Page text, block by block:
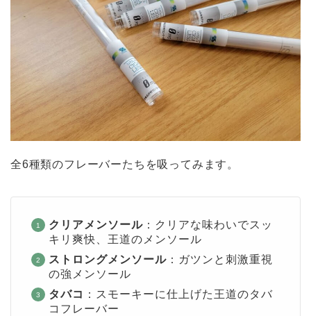
全6種類のフレーバーたちを吸ってみます。
クリアメンソール ：クリアな味わいでスッ
キリ爽快、王道のメンソール
ストロングメンソール ：ガツンと刺激重視
の強メンソール
タバコ ：スモーキーに仕上げた王道のタバ
コフレーバー